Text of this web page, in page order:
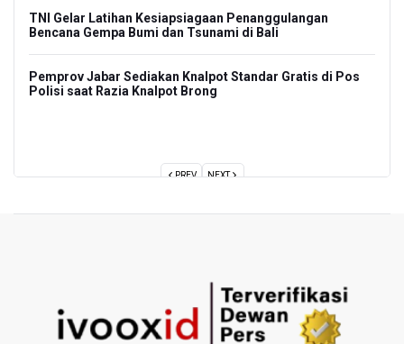
TNI Gelar Latihan Kesiapsiagaan Penanggulangan
Bencana Gempa Bumi dan Tsunami di Bali
Pemprov Jabar Sediakan Knalpot Standar Gratis di Pos
Polisi saat Razia Knalpot Brong
PREV NEXT